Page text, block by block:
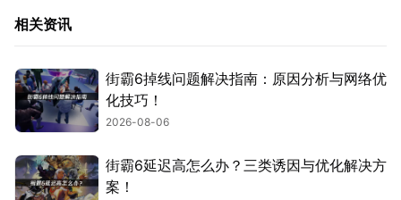
相关资讯
街霸6掉线问题解决指南：原因分析与网络优
化技巧！
2026-08-06
街霸6延迟高怎么办？三类诱因与优化解决方
案！